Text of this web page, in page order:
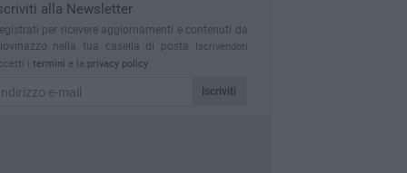
alla Newsletter
per ricevere aggiornamenti e contenuti da
nella tua casella di posta
Iscrivendoti
i termini e la privacy policy
Iscriviti